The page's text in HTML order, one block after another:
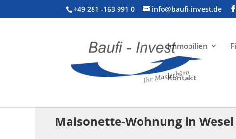
+49 281 -163 991 0 info@baufi-invest.de
Immobilien
Kontakt
Maisonette-Wohnung in